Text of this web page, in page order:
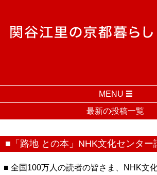
MENU
最新の投稿一覧
■「路地 との本」NHK文化センター
■ 全国100万人の読者の皆さま、NHK文